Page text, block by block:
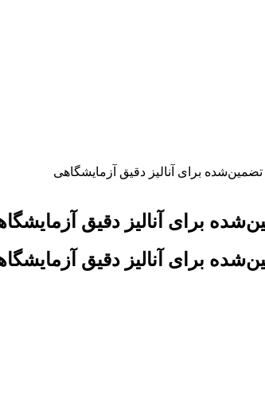
برای آنالیز دقیق آزمایشگاهی
برای آنالیز دقیق
برای آنالیز دقیق